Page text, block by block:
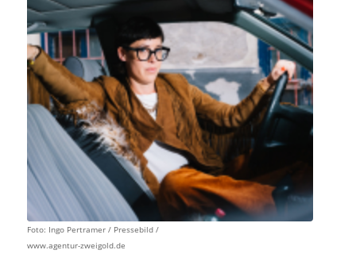
Foto: Ingo Pertramer / Pressebild /
www.agentur-zweigold.de